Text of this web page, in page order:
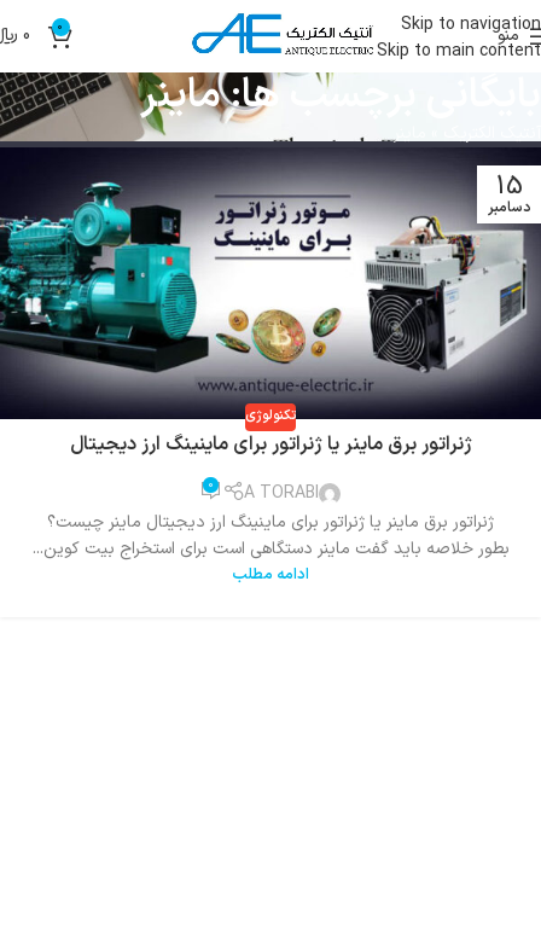
Skip to navigation
Skip to main content
منو 0
0
بایگانی برچسب ها: ماینر
ماینر
15
دسامبر
تکنولوژی
ژنراتور برق ماینر یا ژنراتور برای ماینینگ ارز دیجیتال
A TORABI
0
ژنراتور برق ماینر یا ژنراتور برای ماینینگ ارز دیجیتال ماینر چیست؟
بطور خلاصه باید گفت ماینر دستگاهی است برای استخراج بیت کوین...
ادامه مطلب